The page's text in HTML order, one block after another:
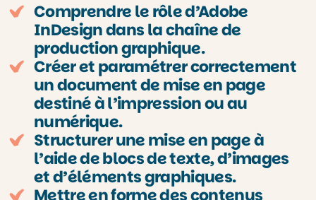
Comprendre le rôle d’Adobe
InDesign dans la chaîne de
production graphique.
Créer et paramétrer correctement
un document de mise en page
destiné à l’impression ou au
numérique.
Structurer une mise en page à
l’aide de blocs de texte, d’images
et d’éléments graphiques.
Mettre en forme des contenus